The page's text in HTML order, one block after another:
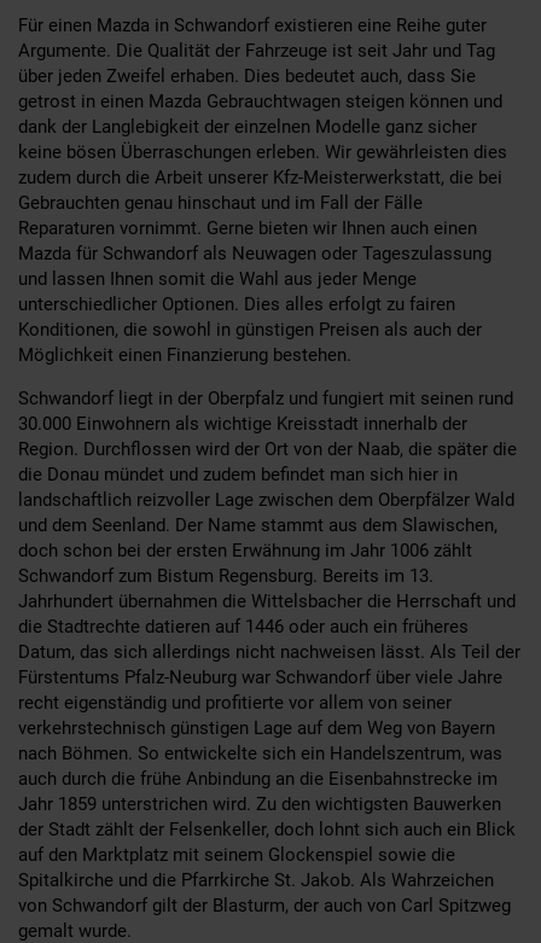
Für einen Mazda in Schwandorf existieren eine Reihe guter
Argumente. Die Qualität der Fahrzeuge ist seit Jahr und Tag
über jeden Zweifel erhaben. Dies bedeutet auch, dass Sie
getrost in einen Mazda Gebrauchtwagen steigen können und
dank der Langlebigkeit der einzelnen Modelle ganz sicher
keine bösen Überraschungen erleben. Wir gewährleisten dies
zudem durch die Arbeit unserer Kfz-Meisterwerkstatt, die bei
Gebrauchten genau hinschaut und im Fall der Fälle
Reparaturen vornimmt. Gerne bieten wir Ihnen auch einen
Mazda für Schwandorf als Neuwagen oder Tageszulassung
und lassen Ihnen somit die Wahl aus jeder Menge
unterschiedlicher Optionen. Dies alles erfolgt zu fairen
Konditionen, die sowohl in günstigen Preisen als auch der
Möglichkeit einen Finanzierung bestehen.
Schwandorf liegt in der Oberpfalz und fungiert mit seinen rund
30.000 Einwohnern als wichtige Kreisstadt innerhalb der
Region. Durchflossen wird der Ort von der Naab, die später die
die Donau mündet und zudem befindet man sich hier in
landschaftlich reizvoller Lage zwischen dem Oberpfälzer Wald
und dem Seenland. Der Name stammt aus dem Slawischen,
doch schon bei der ersten Erwähnung im Jahr 1006 zählt
Schwandorf zum Bistum Regensburg. Bereits im 13.
Jahrhundert übernahmen die Wittelsbacher die Herrschaft und
die Stadtrechte datieren auf 1446 oder auch ein früheres
Datum, das sich allerdings nicht nachweisen lässt. Als Teil der
Fürstentums Pfalz-Neuburg war Schwandorf über viele Jahre
recht eigenständig und profitierte vor allem von seiner
verkehrstechnisch günstigen Lage auf dem Weg von Bayern
nach Böhmen. So entwickelte sich ein Handelszentrum, was
auch durch die frühe Anbindung an die Eisenbahnstrecke im
Jahr 1859 unterstrichen wird. Zu den wichtigsten Bauwerken
der Stadt zählt der Felsenkeller, doch lohnt sich auch ein Blick
auf den Marktplatz mit seinem Glockenspiel sowie die
Spitalkirche und die Pfarrkirche St. Jakob. Als Wahrzeichen
von Schwandorf gilt der Blasturm, der auch von Carl Spitzweg
gemalt wurde.